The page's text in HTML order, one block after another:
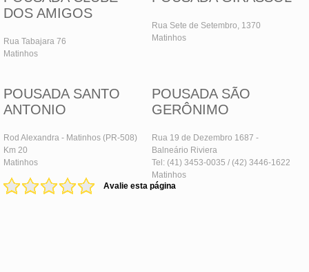
DOS AMIGOS
Rua Tabajara 76
Matinhos
Rua Sete de Setembro, 1370
Matinhos
POUSADA SANTO
ANTONIO
Rod Alexandra - Matinhos (PR-508)
Km 20
Matinhos
POUSADA SÃO
GERÔNIMO
Rua 19 de Dezembro 1687 -
Balneário Riviera
Tel: (41) 3453-0035 / (42) 3446-1622
Matinhos
Avalie esta página